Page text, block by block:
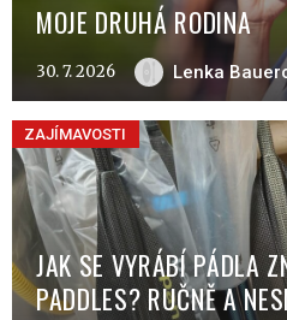
MOJE DRUHÁ RODINA
30. 7. 2026 Lenka
ZAJÍMAVOSTI
JAK SE VYRÁBÍ PÁDLA
PADDLES? RUČNĚ A